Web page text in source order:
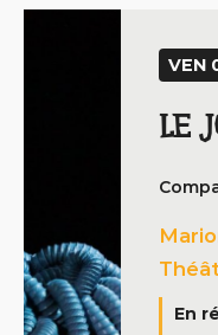
VEN
LE
En